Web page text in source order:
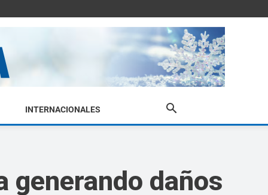
INTERNACIONALES
generando daños